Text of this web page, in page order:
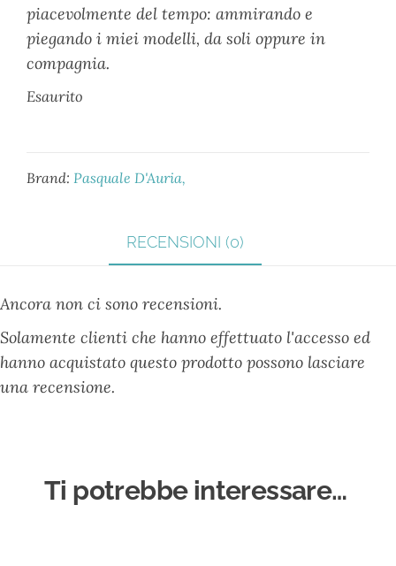
piacevolmente del tempo: ammirando e
piegando i miei modelli, da soli oppure in
compagnia.
Esaurito
Brand: Pasquale D'Auria
RECENSIONI (0)
Ancora non ci sono recensioni.
Solamente clienti che hanno effettuato l'accesso ed
hanno acquistato questo prodotto possono lasciare
una recensione.
Ti potrebbe interessare…